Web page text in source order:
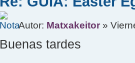
Autor: Matxakeitor »
Buenas tardes